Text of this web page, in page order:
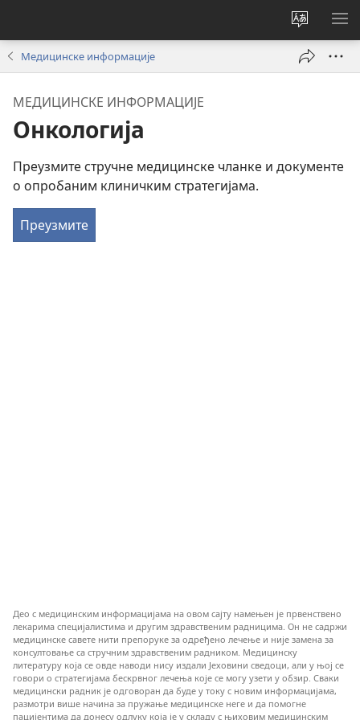
Промени
језик
сајта
Медицинске информације
МЕДИЦИНСКЕ ИНФОРМАЦИЈЕ
Онкологија
Преузмите стручне медицинске чланке и документе
о опробаним клиничким стратегијама.
Преузмите
Део с медицинским информацијама на овом сајту намењен је првенствено
лекарима специјалистима и другим здравственим радницима. Он не садржи
медицинске савете нити препоруке за одређено лечење и није замена за
консултовање са стручним здравственим радником. Медицинску
литературу која се овде наводи нису издали Јеховини сведоци, али у њој се
говори о стратегијама бескрвног лечења које се могу узети у обзир. Сваки
медицински радник је одговоран да буде у току с новим информацијама,
размотри више начина за пружање медицинске неге и да помогне
пацијентима да донесу одлуку која је у складу с њиховим медицинским